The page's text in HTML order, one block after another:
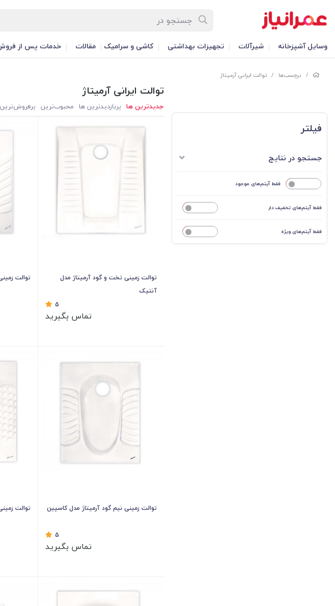
وسایل آشپزخانه شیرآلات تجهیزات بهداشتی کاشی و سرامیک مقالات خدمات پس از
/ برچسب‌ها / توالت ایرانی آرمیتاژ
فیلتر
جستجو در نتایج
فقط آیتم‌های موجود
فقط آیتم‌های تخفیف دار
فقط آیتم‌های ویژه
توالت ایرانی آرمیتاژ
جدیدترین ها پربازدیدترین ها محبوب‌‌ترین پرفروش‌ترین
توالت زمینی تخت و گود آرمیتاژ مدل
آنتیک
5
تماس بگیرید
توالت
توالت زمینی نیم گود آرمیتاژ مدل کاسپین
5
تماس بگیرید
توالت